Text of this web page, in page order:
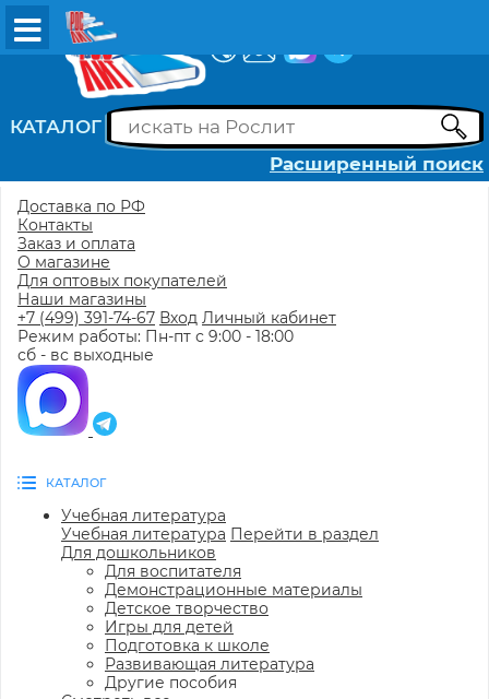
КАТАЛОГ
Расширенный поиск
Доставка по РФ
Контакты
Заказ и оплата
О магазине
Для оптовых покупателей
Наши магазины
+7 (499) 391-74-67 Вход Личный кабинет
Режим работы: Пн-пт с 9:00 - 18:00
сб - вс выходные
КАТАЛОГ
Учебная литература
Учебная литература Перейти в раздел
Для дошкольников
Для воспитателя
Демонстрационные материалы
Детское творчество
Игры для детей
Подготовка к школе
Развивающая литература
Другие пособия